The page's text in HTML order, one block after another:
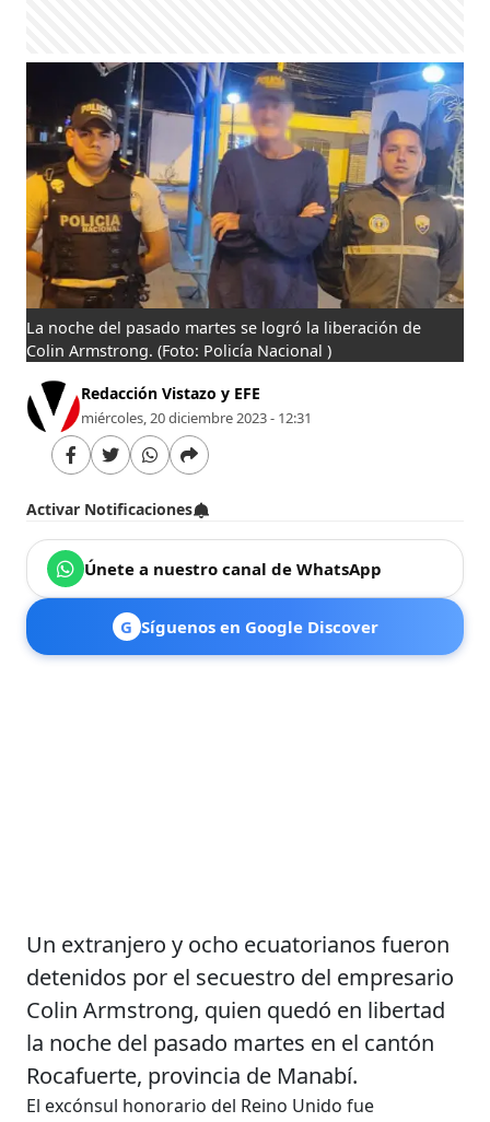
La noche del pasado martes se logró la liberación de
Colin Armstrong.(Foto: Policía Nacional )
Redacción Vistazo y EFE
miércoles, 20 diciembre 2023 - 12:31
Activar Notificaciones
Únete a nuestro canal de WhatsApp
G Síguenos en Google Discover
Un extranjero y ocho ecuatorianos fueron
detenidos por el secuestro del empresario
Colin Armstrong, quien quedó en libertad
la noche del pasado martes en el cantón
Rocafuerte, provincia de Manabí.
El excónsul honorario del Reino Unido fue